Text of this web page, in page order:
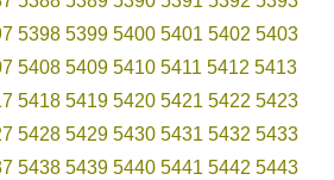
5398 5399 5400 5401 5402 5403
5408 5409 5410 5411 5412 5413
5418 5419 5420 5421 5422 5423
5428 5429 5430 5431 5432 5433
5438 5439 5440 5441 5442 5443